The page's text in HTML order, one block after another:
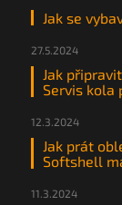
Jak se
27.5.2024
Jak
Servis kola
12.3.2024
Jak prát
Softshell
11.3.2024